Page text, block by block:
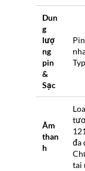
Dun
g
lượ
ng
pin
&
Sạc
Âm
than
h
đa
tai